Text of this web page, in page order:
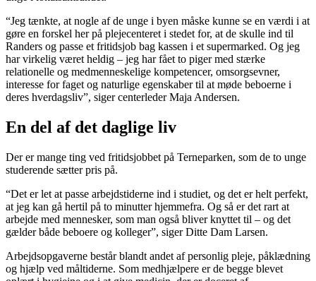
“Jeg tænkte, at nogle af de unge i byen måske kunne se en værdi i at
gøre en forskel her på plejecenteret i stedet for, at de skulle ind til
Randers og passe et fritidsjob bag kassen i et supermarked. Og jeg
har virkelig været heldig – jeg har fået to piger med stærke
relationelle og medmenneskelige kompetencer, omsorgsevner,
interesse for faget og naturlige egenskaber til at møde beboerne i
deres hverdagsliv”, siger centerleder Maja Andersen.
En del af det daglige liv
Der er mange ting ved fritidsjobbet på Terneparken, som de to unge
studerende sætter pris på.
“Det er let at passe arbejdstiderne ind i studiet, og det er helt perfekt,
at jeg kan gå hertil på to minutter hjemmefra. Og så er det rart at
arbejde med mennesker, som man også bliver knyttet til – og det
gælder både beboere og kolleger”, siger Ditte Dam Larsen.
Arbejdsopgaverne består blandt andet af personlig pleje, påklædning
og hjælp ved måltiderne. Som medhjælpere er de begge blevet